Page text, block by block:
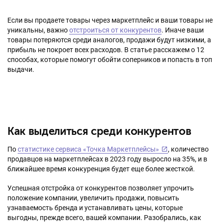
Если вы продаете товары через маркетплейс и ваши товары не
уникальны, важноотстроиться от конкурентов. Иначе ваши
товары потеряются среди аналогов, продажи будут низкими, а
прибыль не покроет всех расходов. В статье расскажем о 12
способах, которые помогут обойти соперников и попасть в топ
выдачи.
Как выделиться среди конкурентов
Постатистике сервиса «Точка Маркетплейсы»
, количество
продавцов на маркетплейсах в 2023 году выросло на 35%, и в
ближайшее время конкуренция будет еще более жесткой.
Успешная отстройка от конкурентов позволяет упрочить
положение компании, увеличить продажи, повысить
узнаваемость бренда и устанавливать цены, которые
выгодны, прежде всего, вашей компании. Разобрались, как